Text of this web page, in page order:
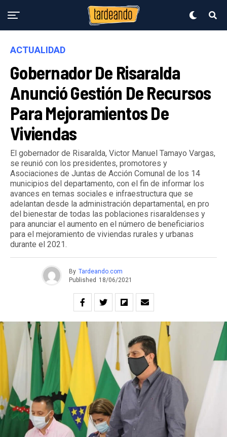
ACTUALIDAD
Gobernador De Risaralda
Anunció Gestión De Recursos
Para Mejoramientos De
Viviendas
El gobernador de Risaralda, Victor Manuel Tamayo Vargas,
se reunió con los presidentes, promotores y
Asociaciones de Juntas de Acción Comunal de los 14
municipios del departamento, con el fin de informar los
avances en temas sociales e infraestructura que se
adelantan desde la administración departamental, en pro
del bienestar de todas las poblaciones risaraldenses y
para anunciar el aumento en el número de beneficiarios
para el mejoramiento de viviendas rurales y urbanas
durante el 2021.
By Tardeando.com
Published 18/06/2021